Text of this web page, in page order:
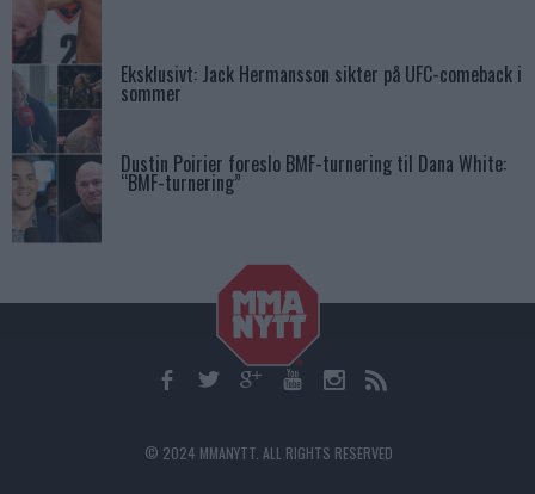
Eksklusivt: Jack Hermansson sikter på UFC-comeback i
sommer
Dustin Poirier foreslo BMF-turnering til Dana White:
“BMF-turnering”
© 2024 MMANYTT. ALL RIGHTS RESERVED